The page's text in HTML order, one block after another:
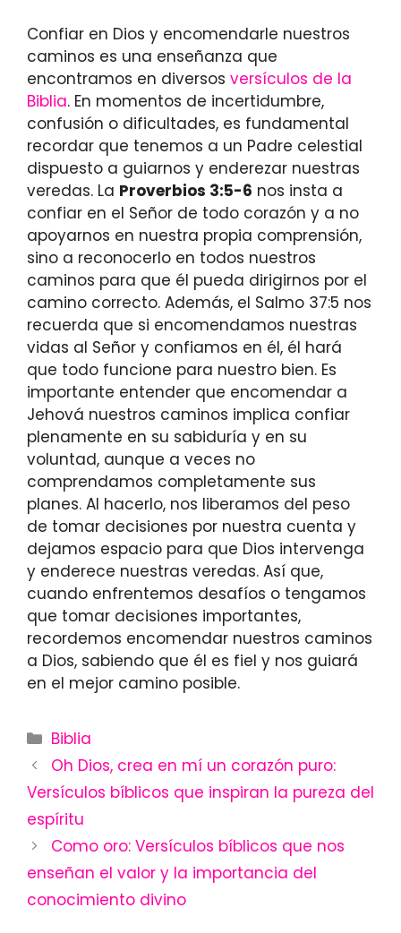
Confiar en Dios y encomendarle nuestros
caminos es una enseñanza que
encontramos en diversos versículos de la
Biblia. En momentos de incertidumbre,
confusión o dificultades, es fundamental
recordar que tenemos a un Padre celestial
dispuesto a guiarnos y enderezar nuestras
veredas. La Proverbios 3:5-6 nos insta a
confiar en el Señor de todo corazón y a no
apoyarnos en nuestra propia comprensión,
sino a reconocerlo en todos nuestros
caminos para que él pueda dirigirnos por el
camino correcto. Además, el Salmo 37:5 nos
recuerda que si encomendamos nuestras
vidas al Señor y confiamos en él, él hará
que todo funcione para nuestro bien. Es
importante entender que encomendar a
Jehová nuestros caminos implica confiar
plenamente en su sabiduría y en su
voluntad, aunque a veces no
comprendamos completamente sus
planes. Al hacerlo, nos liberamos del peso
de tomar decisiones por nuestra cuenta y
dejamos espacio para que Dios intervenga
y enderece nuestras veredas. Así que,
cuando enfrentemos desafíos o tengamos
que tomar decisiones importantes,
recordemos encomendar nuestros caminos
a Dios, sabiendo que él es fiel y nos guiará
en el mejor camino posible.
Categories
Biblia
Oh Dios, crea en mí un corazón puro:
Versículos bíblicos que inspiran la pureza del
espíritu
Como oro: Versículos bíblicos que nos
enseñan el valor y la importancia del
conocimiento divino